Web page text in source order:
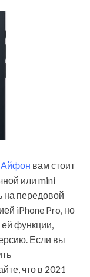
Айфон вам стоит
или mini
на передовой
iPhone Pro, но
ей функции,
Если вы
что в 2021